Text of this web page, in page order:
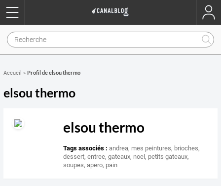
Accueil » Profil de elsou thermo
elsou thermo
elsou thermo
Tags associés : andrea, mes peintures, brioches,
dessert,entree,gateaux, noel, petits gateaux,
soupes,apero, pain